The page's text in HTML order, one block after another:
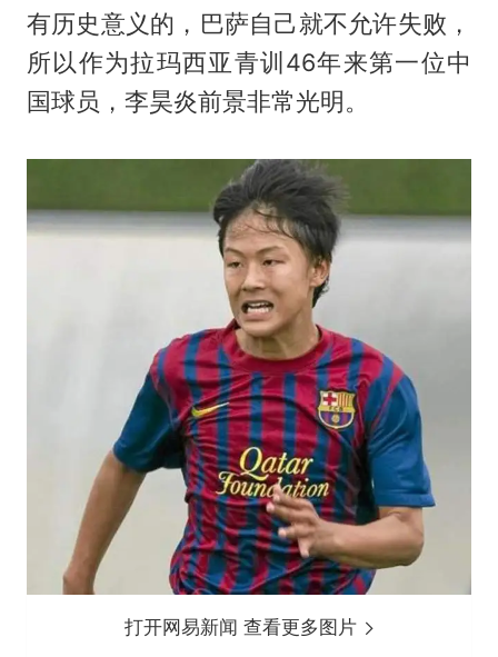
有历史意义的，巴萨自己就不允许失败，
所以作为拉玛西亚青训46年来第一位中
国球员，李昊炎前景非常光明。
打开网易新闻 查看更多图片